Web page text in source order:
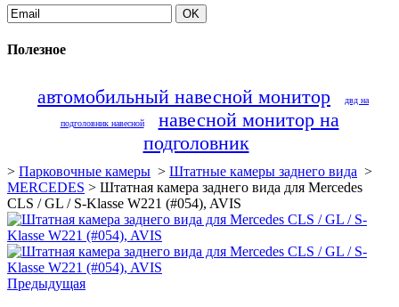
Полезное
автомобильный навесной монитор двд на
подголовник навесной
навесной монитор на
подголовник
> Парковочные камеры > Штатные камеры заднего вида >
MERCEDES > Штатная камера заднего вида для Mercedes
CLS / GL / S-Klasse W221 (#054), AVIS
Предыдущая